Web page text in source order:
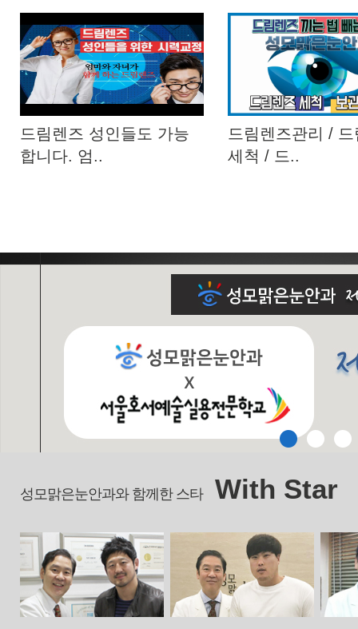
드림렌즈 성인들도 가능
합니다. 엄..
드림렌즈관리 /
세척 / 드..
성모맑은눈안과와 함께한 스타 With Star